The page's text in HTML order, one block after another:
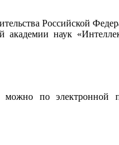
Российской
наук
можно по электронной